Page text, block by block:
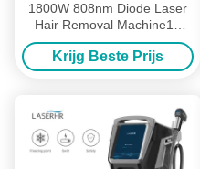
1800W 808nm Diode Laser
Hair Removal Machine12
Laser Bar diode ijs laser
Krijg Beste Prijs